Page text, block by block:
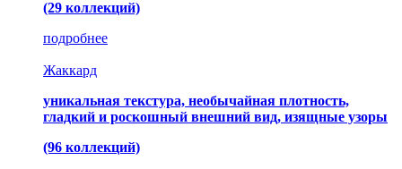
(29 коллекций)
подробнее
Жаккард
уникальная текстура, необычайная плотность,
гладкий и роскошный внешний вид, изящные узоры
(96 коллекций)